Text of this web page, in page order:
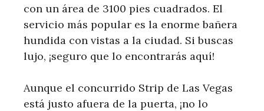
con un área de 3100 pies cuadrados. El
servicio más popular es la enorme bañera
hundida con vistas a la ciudad. Si buscas
lujo, ¡seguro que lo encontrarás aquí!
Aunque el concurrido Strip de Las Vegas
está justo afuera de la puerta, ¡no lo